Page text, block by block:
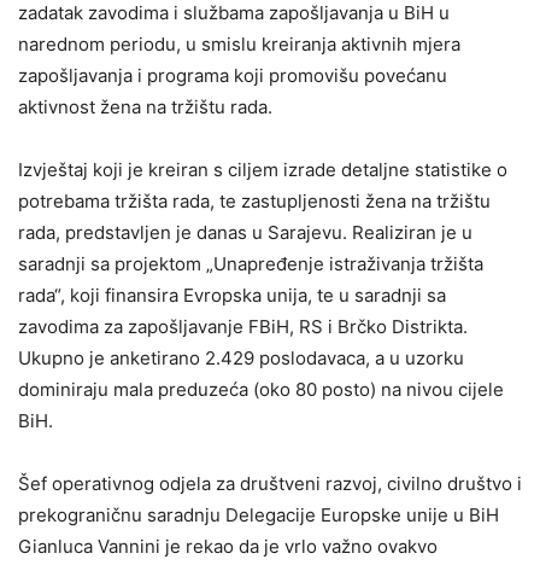
zadatak zavodima i službama zapošljavanja u BiH u
narednom periodu, u smislu kreiranja aktivnih mjera
zapošljavanja i programa koji promovišu povećanu
aktivnost žena na tržištu rada.
Izvještaj koji je kreiran s ciljem izrade detaljne statistike o
potrebama tržišta rada, te zastupljenosti žena na tržištu
rada, predstavljen je danas u Sarajevu. Realiziran je u
saradnji sa projektom „Unapređenje istraživanja tržišta
rada“, koji finansira Evropska unija, te u saradnji sa
zavodima za zapošljavanje FBiH, RS i Brčko Distrikta.
Ukupno je anketirano 2.429 poslodavaca, a u uzorku
dominiraju mala preduzeća (oko 80 posto) na nivou cijele
BiH.
Šef operativnog odjela za društveni razvoj, civilno društvo i
prekograničnu saradnju Delegacije Europske unije u BiH
Gianluca Vannini je rekao da je vrlo važno ovakvo